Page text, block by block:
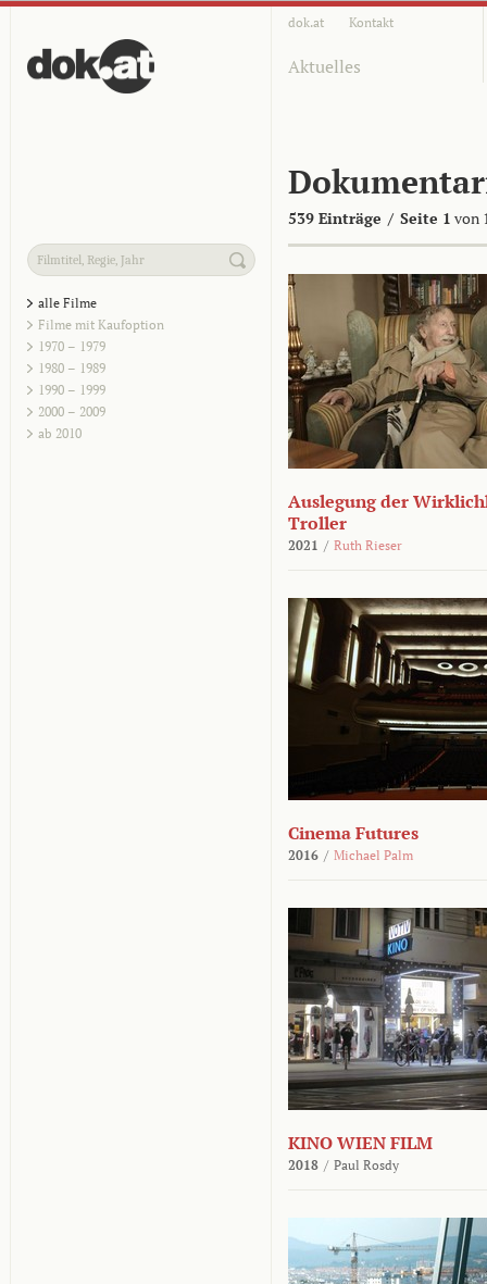
dok.at Kontakt
Aktuelles
539 Einträge / Seite 1 von
alle Filme
Filme mit Kaufoption
1970 – 1979
1980 – 1989
1990 – 1999
2000 – 2009
ab 2010
Auslegung der
Troller
2021 / Ruth Rieser
Cinema Futures
2016 / Michael Palm
KINO WIEN FILM
2018 / Paul Rosdy